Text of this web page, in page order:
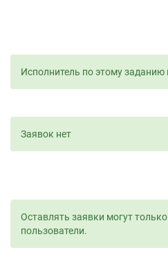
Исполнитель по этому заданию
Заявок нет
Оставлять заявки могут только
пользователи.